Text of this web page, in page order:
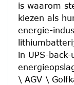
is waarom
kiezen als
energie-
in UPS-
\ AGV \